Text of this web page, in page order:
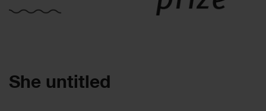
She untitled